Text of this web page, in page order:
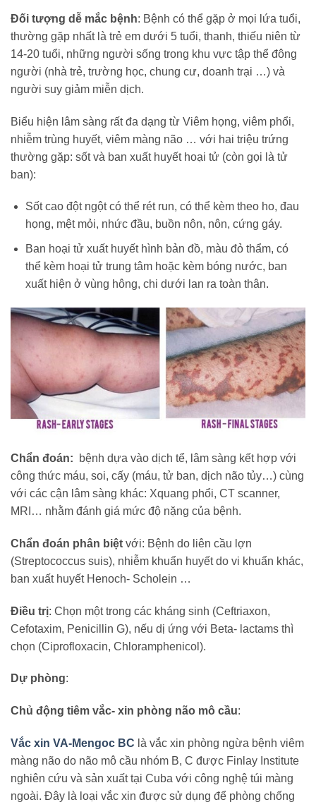
Đối tượng dễ mắc bệnh: Bệnh có thể gặp ở mọi lứa tuổi,
thường gặp nhất là trẻ em dưới 5 tuổi, thanh, thiếu niên từ
14-20 tuổi, những người sống trong khu vực tập thể đông
người (nhà trẻ, trường học, chung cư, doanh trại …) và
người suy giảm miễn dịch.
Biểu hiện lâm sàng rất đa dạng từ Viêm họng, viêm phổi,
nhiễm trùng huyết, viêm màng não … với hai triệu trứng
thường gặp: sốt và ban xuất huyết hoại tử (còn gọi là tử
ban):
Sốt cao đột ngột có thể rét run, có thể kèm theo ho, đau
họng, mệt mỏi, nhức đầu, buồn nôn, nôn, cứng gáy.
Ban hoại tử xuất huyết hình bản đồ, màu đỏ thẩm, có
thể kèm hoại tử trung tâm hoặc kèm bóng nước, ban
xuất hiện ở vùng hông, chi dưới lan ra toàn thân.
Chẩn đoán:
bệnh dựa vào dịch tể, lâm sàng kết hợp với
công thức máu, soi, cấy (máu, tử ban, dịch não tủy…) cùng
với các cận lâm sàng khác: Xquang phổi, CT scanner,
MRI… nhằm đánh giá mức độ nặng của bệnh.
Chẩn đoán phân biệt với: Bệnh do liên cầu lợn
(Streptococcus suis), nhiễm khuẩn huyết do vi khuẩn khác,
ban xuất huyết Henoch- Scholein …
Điều trị: Chọn một trong các kháng sinh (Ceftriaxon,
Cefotaxim, Penicillin G), nếu dị ứng với Beta- lactams thì
chọn (Ciprofloxacin, Chloramphenicol).
Dự phòng:
Chủ động tiêm vắc- xin phòng não mô cầu:
Vắc xin VA-Mengoc BC là vắc xin phòng ngừa bệnh viêm
màng não do não mô cầu nhóm B, C được Finlay Institute
nghiên cứu và sản xuất tại Cuba với công nghệ túi màng
ngoài. Đây là loại vắc xin được sử dụng để phòng chống